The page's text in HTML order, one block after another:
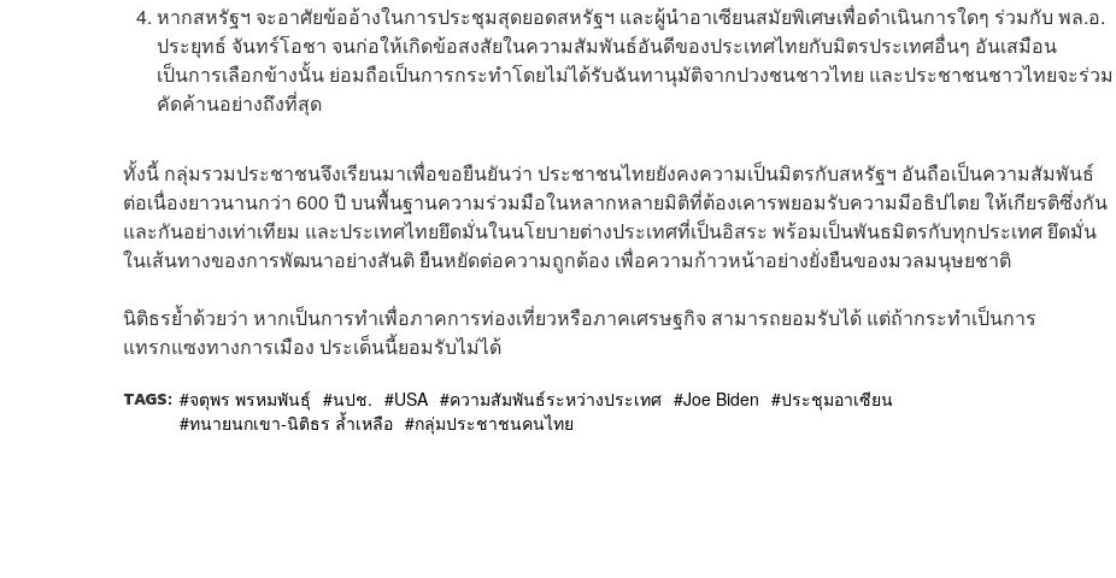
หากสหรัฐฯ จะอาศัยข้ออ้างในการประชุมสุดยอดสหรัฐฯ และผู้นำอาเซียนสมัยพิเศษเพื่อดำเนินการใดๆ ร่วมกับ พล.อ.
ประยุทธ์ จันทร์โอชา จนก่อให้เกิดข้อสงสัยในความสัมพันธ์อันดีของประเทศไทยกับมิตรประเทศอื่นๆ อันเสมือน
เป็นการเลือกข้างนั้น ย่อมถือเป็นการกระทำโดยไม่ได้รับฉันทานุมัติจากปวงชนชาวไทย และประชาชนชาวไทยจะร่วม
คัดค้านอย่างถึงที่สุด
ทั้งนี้ กลุ่มรวมประชาชนจึงเรียนมาเพื่อขอยืนยันว่า ประชาชนไทยยังคงความเป็นมิตรกับสหรัฐฯ อันถือเป็นความสัมพันธ์
ต่อเนื่องยาวนานกว่า 600 ปี บนพื้นฐานความร่วมมือในหลากหลายมิติที่ต้องเคารพยอมรับความมีอธิปไตย ให้เกียรติซึ่งกัน
และกันอย่างเท่าเทียม และประเทศไทยยึดมั่นในนโยบายต่างประเทศที่เป็นอิสระ พร้อมเป็นพันธมิตรกับทุกประเทศ ยึดมั่น
ในเส้นทางของการพัฒนาอย่างสันติ ยืนหยัดต่อความถูกต้อง เพื่อความก้าวหน้าอย่างยั่งยืนของมวลมนุษยชาติ
นิติธรย้ำด้วยว่า หากเป็นการทำเพื่อภาคการท่องเที่ยวหรือภาคเศรษฐกิจ สามารถยอมรับได้ แต่ถ้ากระทำเป็นการ
แทรกแซงทางการเมือง ประเด็นนี้ยอมรับไม่ได้
TAGS: จตุพร พรหมพันธุ์ นปช. USA ความสัมพันธ์ระหว่างประเทศ Joe Biden
ประชุมอาเซียน
ทนายนกเขา-นิติธร ล้ำเหลือ
กลุ่มประชาชนคนไทย